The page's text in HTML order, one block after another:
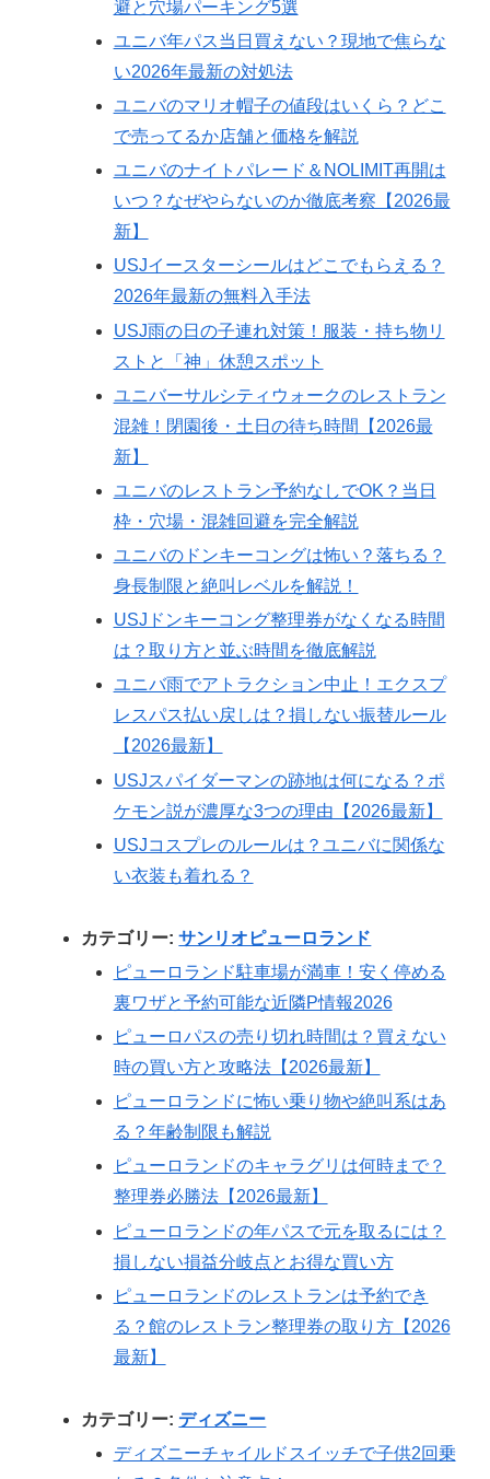
避と穴場パーキング5選
ユニバ年パス当日買えない？現地で焦らな
い2026年最新の対処法
ユニバのマリオ帽子の値段はいくら？どこ
で売ってるか店舗と価格を解説
ユニバのナイトパレード＆NOLIMIT再開は
いつ？なぜやらないのか徹底考察【2026最
新】
USJイースターシールはどこでもらえる？
2026年最新の無料入手法
USJ雨の日の子連れ対策！服装・持ち物リ
ストと「神」休憩スポット
ユニバーサルシティウォークのレストラン
混雑！閉園後・土日の待ち時間【2026最
新】
ユニバのレストラン予約なしでOK？当日
枠・穴場・混雑回避を完全解説
ユニバのドンキーコングは怖い？落ちる？
身長制限と絶叫レベルを解説！
USJドンキーコング整理券がなくなる時間
は？取り方と並ぶ時間を徹底解説
ユニバ雨でアトラクション中止！エクスプ
レスパス払い戻しは？損しない振替ルール
【2026最新】
USJスパイダーマンの跡地は何になる？ポ
ケモン説が濃厚な3つの理由【2026最新】
USJコスプレのルールは？ユニバに関係な
い衣装も着れる？
カテゴリー:サンリオピューロランド
ピューロランド駐車場が満車！安く停める
裏ワザと予約可能な近隣P情報2026
ピューロパスの売り切れ時間は？買えない
時の買い方と攻略法【2026最新】
ピューロランドに怖い乗り物や絶叫系はあ
る？年齢制限も解説
ピューロランドのキャラグリは何時まで？
整理券必勝法【2026最新】
ピューロランドの年パスで元を取るには？
損しない損益分岐点とお得な買い方
ピューロランドのレストランは予約でき
る？館のレストラン整理券の取り方【2026
最新】
カテゴリー: ディズニー
ディズニーチャイルドスイッチで子供2回乗